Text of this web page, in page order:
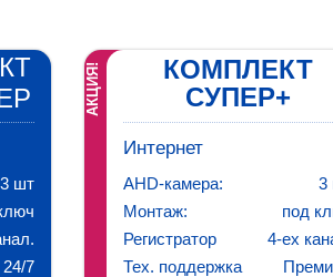
3 шт
24/7
АКЦИЯ!
КОМПЛЕКТ
СУПЕР+
Интернет
AHD-камера:
3
Монтаж:
под
Регистратор
4-ех
Тех. поддержка